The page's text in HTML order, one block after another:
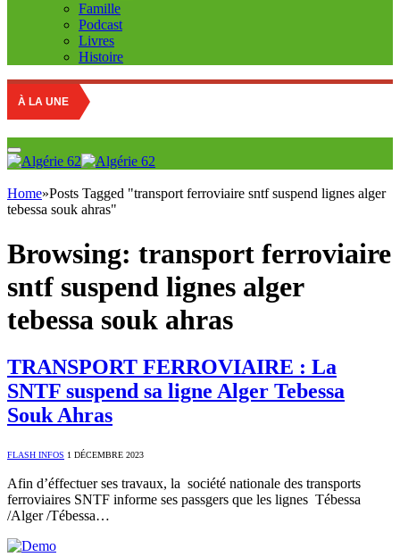
Famille
Podcast
Livres
Histoire
À LA UNE
Home»Posts Tagged "transport ferroviaire sntf suspend lignes alger
tebessa souk ahras"
Browsing: transport ferroviaire
sntf suspend lignes alger
tebessa souk ahras
TRANSPORT FERROVIAIRE : La
SNTF suspend sa ligne Alger Tebessa
Souk Ahras
FLASH INFOS 1 DÉCEMBRE 2023
Afin d’éffectuer ses travaux, la société nationale des transports
ferroviaires SNTF informe ses passgers que les lignes Tébessa
/Alger /Tébessa…